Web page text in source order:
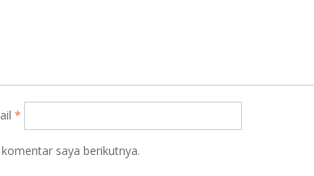
*
saya berikutnya.